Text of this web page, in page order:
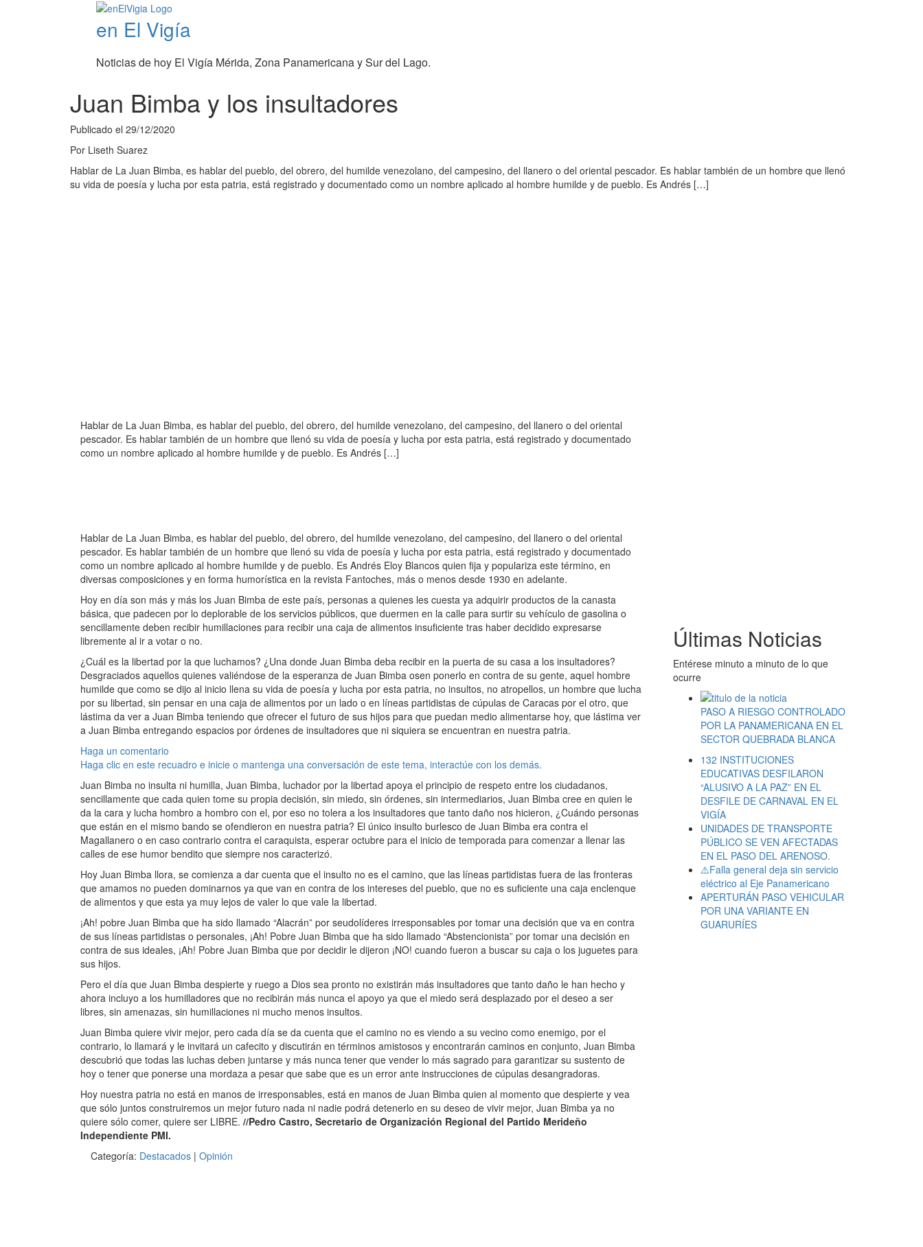
en El Vigía
Noticias de hoy El Vigía Mérida, Zona Panamericana y Sur del Lago.
Juan Bimba y los insultadores
Publicado el 29/12/2020
Por Liseth Suarez
Hablar de La Juan Bimba, es hablar del pueblo, del obrero, del humilde venezolano, del campesino, del llanero o del oriental pescador. Es hablar también de un hombre que llenó
su vida de poesía y lucha por esta patria, está registrado y documentado como un nombre aplicado al hombre humilde y de pueblo. Es Andrés […]
Hablar de La Juan Bimba, es hablar del pueblo, del obrero, del humilde venezolano, del campesino, del llanero o del oriental
pescador. Es hablar también de un hombre que llenó su vida de poesía y lucha por esta patria, está registrado y documentado
como un nombre aplicado al hombre humilde y de pueblo. Es Andrés […]
Hablar de La Juan Bimba, es hablar del pueblo, del obrero, del humilde venezolano, del campesino, del llanero o del oriental
pescador. Es hablar también de un hombre que llenó su vida de poesía y lucha por esta patria, está registrado y documentado
como un nombre aplicado al hombre humilde y de pueblo. Es Andrés Eloy Blancos quien fija y populariza este término, en
diversas composiciones y en forma humorística en la revista Fantoches, más o menos desde 1930 en adelante.
Hoy en día son más y más los Juan Bimba de este país, personas a quienes les cuesta ya adquirir productos de la canasta
básica, que padecen por lo deplorable de los servicios públicos, que duermen en la calle para surtir su vehículo de gasolina o
sencillamente deben recibir humillaciones para recibir una caja de alimentos insuficiente tras haber decidido expresarse
libremente al ir a votar o no.
¿Cuál es la libertad por la que luchamos? ¿Una donde Juan Bimba deba recibir en la puerta de su casa a los insultadores?
Desgraciados aquellos quienes valiéndose de la esperanza de Juan Bimba osen ponerlo en contra de su gente, aquel hombre
humilde que como se dijo al inicio llena su vida de poesía y lucha por esta patria, no insultos, no atropellos, un hombre que lucha
por su libertad, sin pensar en una caja de alimentos por un lado o en líneas partidistas de cúpulas de Caracas por el otro, que
lástima da ver a Juan Bimba teniendo que ofrecer el futuro de sus hijos para que puedan medio alimentarse hoy, que lástima ver
a Juan Bimba entregando espacios por órdenes de insultadores que ni siquiera se encuentran en nuestra patria.
Haga un comentario
Haga clic en este recuadro e inicie o mantenga una conversación de este tema, interactúe con los demás.
Juan Bimba no insulta ni humilla, Juan Bimba, luchador por la libertad apoya el principio de respeto entre los ciudadanos,
sencillamente que cada quien tome su propia decisión, sin miedo, sin órdenes, sin intermediarios, Juan Bimba cree en quien le
da la cara y lucha hombro a hombro con el, por eso no tolera a los insultadores que tanto daño nos hicieron, ¿Cuándo personas
que están en el mismo bando se ofendieron en nuestra patria? El único insulto burlesco de Juan Bimba era contra el
Magallanero o en caso contrario contra el caraquista, esperar octubre para el inicio de temporada para comenzar a llenar las
calles de ese humor bendito que siempre nos caracterizó.
Hoy Juan Bimba llora, se comienza a dar cuenta que el insulto no es el camino, que las líneas partidistas fuera de las fronteras
que amamos no pueden dominarnos ya que van en contra de los intereses del pueblo, que no es suficiente una caja enclenque
de alimentos y que esta ya muy lejos de valer lo que vale la libertad.
¡Ah! pobre Juan Bimba que ha sido llamado “Alacrán” por seudolíderes irresponsables por tomar una decisión que va en contra
de sus líneas partidistas o personales, ¡Ah! Pobre Juan Bimba que ha sido llamado “Abstencionista” por tomar una decisión en
contra de sus ideales, ¡Ah! Pobre Juan Bimba que por decidir le dijeron ¡NO! cuando fueron a buscar su caja o los juguetes para
sus hijos.
Pero el día que Juan Bimba despierte y ruego a Dios sea pronto no existirán más insultadores que tanto daño le han hecho y
ahora incluyo a los humilladores que no recibirán más nunca el apoyo ya que el miedo será desplazado por el deseo a ser
libres, sin amenazas, sin humillaciones ni mucho menos insultos.
Juan Bimba quiere vivir mejor, pero cada día se da cuenta que el camino no es viendo a su vecino como enemigo, por el
contrario, lo llamará y le invitará un cafecito y discutirán en términos amistosos y encontrarán caminos en conjunto, Juan Bimba
descubrió que todas las luchas deben juntarse y más nunca tener que vender lo más sagrado para garantizar su sustento de
hoy o tener que ponerse una mordaza a pesar que sabe que es un error ante instrucciones de cúpulas desangradoras.
Hoy nuestra patria no está en manos de irresponsables, está en manos de Juan Bimba quien al momento que despierte y vea
que sólo juntos construiremos un mejor futuro nada ni nadie podrá detenerlo en su deseo de vivir mejor, Juan Bimba ya no
quiere sólo comer, quiere ser LIBRE. //Pedro Castro, Secretario de Organización Regional del Partido Merideño
Independiente PMI.
Categoría: Destacados | Opinión
Últimas Noticias
Entérese minuto a minuto de lo que
ocurre
PASO A RIESGO CONTROLADO
POR LA PANAMERICANA EN EL
SECTOR QUEBRADA BLANCA
132 INSTITUCIONES
EDUCATIVAS DESFILARON
“ALUSIVO A LA PAZ” EN EL
DESFILE DE CARNAVAL EN EL
VIGÍA
UNIDADES DE TRANSPORTE
PÚBLICO SE VEN AFECTADAS
EN EL PASO DEL ARENOSO.
⚠️Falla general deja sin servicio
eléctrico al Eje Panamericano
APERTURÁN PASO VEHICULAR
POR UNA VARIANTE EN
GUARURÍES